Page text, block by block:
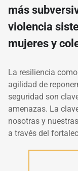
más
violencia
mujeres y
La resiliencia
agilidad de
seguridad son
amenazas. La
nosotras y
a través del